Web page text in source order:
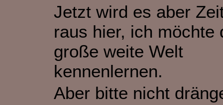
Jetzt wird es aber
raus hier, ich möchte
große weite Welt
kennenlernen.
Aber bitte nicht